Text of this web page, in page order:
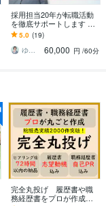
採用担当20年が転職活動
を徹底サポートします 採
用担当目線で課題を明確
に｜職務経歴書・面接ま
で徹底サポート
5.0 (19)
ゆきこ 仕事とキャリアの先生
60,000 円 /60分
完全丸投げ 履歴書や職
務経歴書をプロが作成し